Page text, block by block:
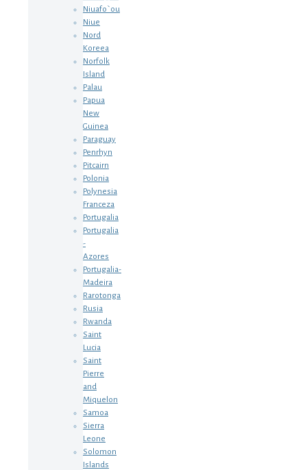
Niuafo`ou
Niue
Nord
Koreea
Norfolk
Island
Palau
Papua
New
Guinea
Paraguay
Penrhyn
Pitcairn
Polonia
Polynesia
Franceza
Portugalia
Portugalia
-
Azores
Portugalia-
Madeira
Rarotonga
Rusia
Rwanda
Saint
Lucia
Saint
Pierre
and
Miquelon
Samoa
Sierra
Leone
Solomon
Islands